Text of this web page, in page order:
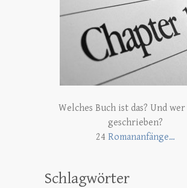
Welches Buch ist das? Und wer
geschrieben?
24 Romananfänge…
Schlagwörter